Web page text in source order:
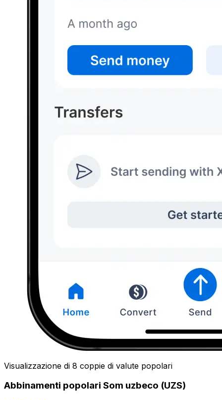
Visualizzazione di 8 coppie di valute popolari
Abbinamenti popolari Som uzbeco (UZS)